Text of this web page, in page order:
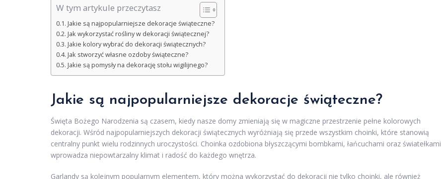
W tym artykule przeczytasz
Jakie są najpopularniejsze dekoracje świąteczne?
Jak wykorzystać rośliny w dekoracji świątecznej?
Jakie kolory wybrać do dekoracji świątecznych?
Jak stworzyć własne ozdoby świąteczne?
Jakie są pomysły na dekorację stołu wigilijnego?
Jakie są najpopularniejsze dekoracje świąteczne?
Święta Bożego Narodzenia są czasem, kiedy nasze domy zmieniają się w magiczne przestrzenie pełne kolorowych
dekoracji. Wśród najpopularniejszych dekoracji świątecznych wyróżniają się przede wszystkim choinki, które stanowią
centralny punkt wielu rodzinnych uroczystości. Choinka ozdobiona błyszczącymi bombkami, łańcuchami oraz światełkami
wprowadza niepowtarzalny klimat i radość do każdego wnętrza.
Garlandy są kolejnym popularnym elementem, który można wykorzystać do dekoracji nie tylko choinki, ale również